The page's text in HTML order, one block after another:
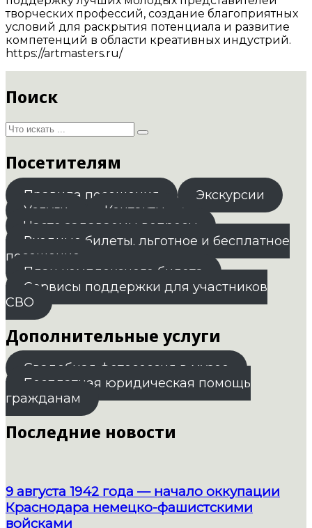
творческих профессий, создание благоприятных
условий для раскрытия потенциала и развитие
компетенций в области креативных индустрий.
https://artmasters.ru/
Поиск
Посетителям
Правила посещения
Экскурсии
Услуги
Контакты
Часто задаваемы вопросы
Входные билеты. льготное и бесплатное
посещение
План комплексного билета
Сервисы поддержки для участников
СВО
Дополнительные услуги
Свадебная фотосессия в музее
Бесплатная юридическая помощь
гражданам
Последние новости
9 августа 1942 года — начало оккупации
Краснодара немецко-фашистскими
войсками